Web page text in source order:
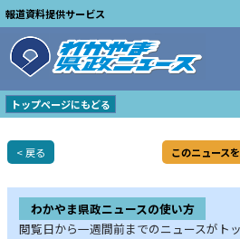
報道資料提供サービス
トップページにもどる
< 戻る このニュース
わかやま県政ニュースの使い方
閲覧日から一週間前までのニュースがト